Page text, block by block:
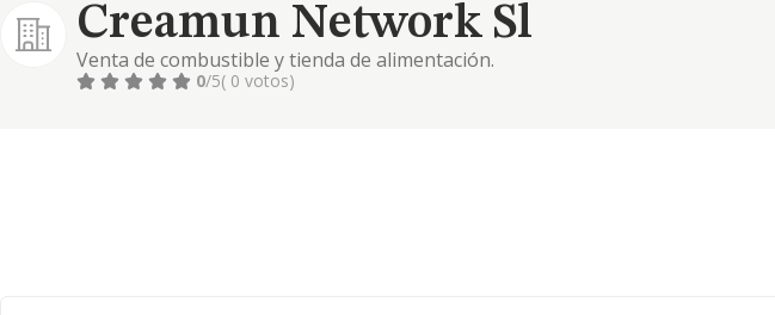
Creamun Network Sl
Venta de combustible y tienda de alimentación.
0/5( 0 votos)